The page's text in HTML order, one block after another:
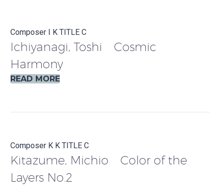
Composer I K TITLE C
Ichiyanagi, Toshi Cosmic
Harmony
READ MORE
Composer K K TITLE C
Kitazume, Michio Color of the
Layers No.2